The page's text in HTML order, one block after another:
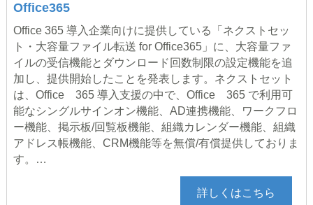
Office365
Office 365 導入企業向けに提供している「ネクストセッ
ト・大容量ファイル転送 for Office365」に、大容量ファ
イルの受信機能とダウンロード回数制限の設定機能を追
加し、提供開始したことを発表します。ネクストセット
は、Office 365 導入支援の中で、Office 365 で利用可
能なシングルサインオン機能、AD連携機能、ワークフロ
ー機能、掲示板/回覧板機能、組織カレンダー機能、組織
アドレス帳機能、CRM機能等を無償/有償提供しておりま
す。…
詳しくはこちら